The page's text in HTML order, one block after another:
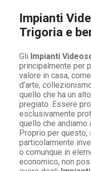
Impianti
Trigoria e
Gli Impianti
principalmente per
valore in casa,
d’arte,
quello che ha un
pregiato. Essere
esclusivamente
quello che andiamo
Proprio per questo,
particolarmente
o comunque in
economico, non